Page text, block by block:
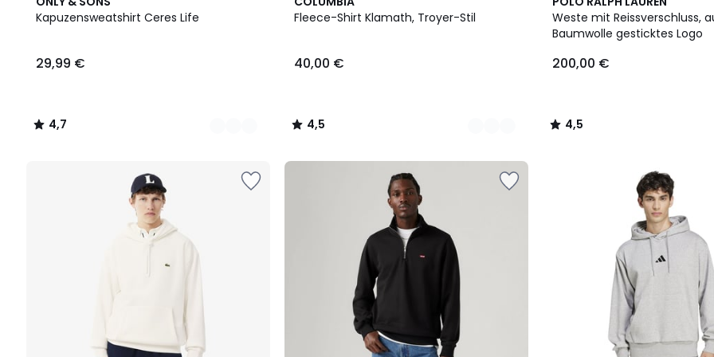
Kapuzensweatshirt Ceres Life
29,99 €
/ 5
Farben
4,7
/
Fleece-Shirt Klamath, Troyer-Stil
40,00 €
/ 5
Farben
4,5
/
Weste mit Reissverschluss,
Baumwolle gesticktes Logo
200,00 €
/ 5
Farben
4,5
/